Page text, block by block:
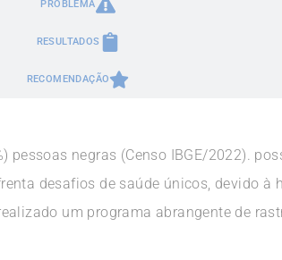
PROBLEMA
RESULTADOS
RECOMENDAÇÃO
pessoas negras (Censo IBGE/2022).
desafios de saúde únicos, devido à
um programa abrangente de